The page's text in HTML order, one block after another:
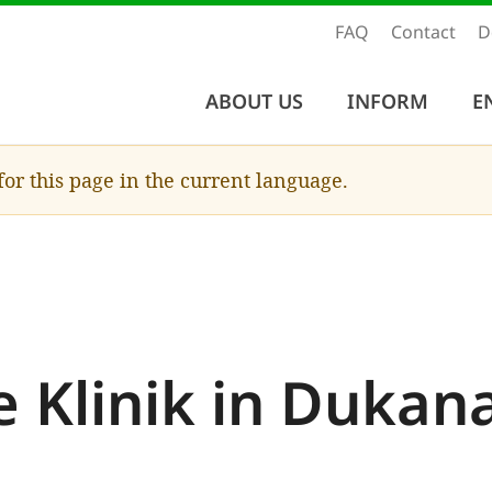
FAQ Contact
ABOUT US INFORM
this page in the current language.
Klinik in